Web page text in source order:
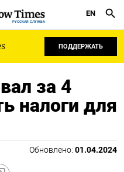
РУССКАЯ СЛУЖБА
EN
ПОДДЕРЖАТЬ
за 4
налоги для
Обновлено: 01.04.2024